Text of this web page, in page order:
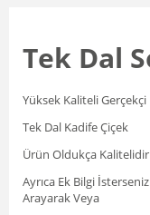
Tek Dal
Yüksek Kaliteli
Tek Dal Kadife Çiçek
Ürün Oldukça
Ayrıca Ek Bilgi
Arayarak Veya